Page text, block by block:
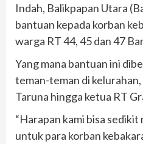
Indah, Balikpapan Utara
bantuan kepada korban
warga RT 44, 45 dan 47
Yang mana bantuan ini
teman-teman di
Taruna hingga ketua RT
“Harapan kami bisa
untuk para korban